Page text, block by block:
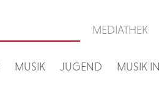
MUSIK JUGEND MUSIK
MEDIATHEK